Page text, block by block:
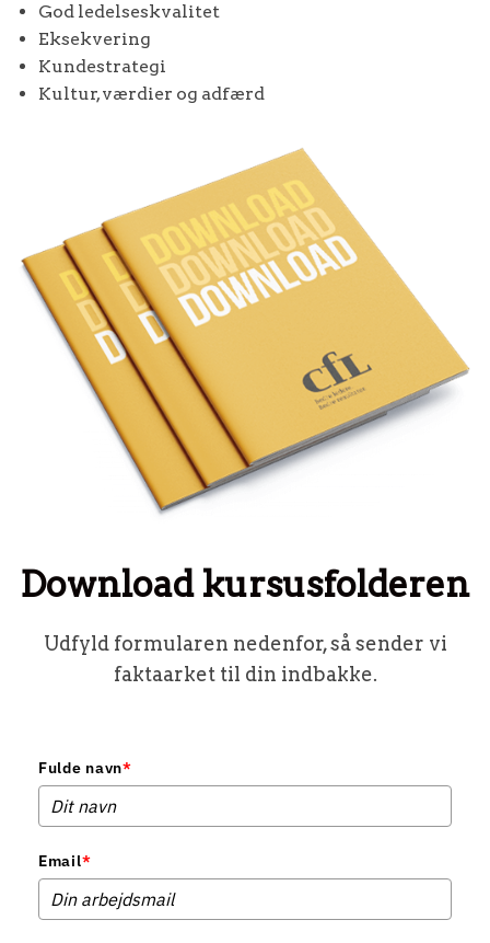
God ledelseskvalitet
Eksekvering
Kundestrategi
Kultur, værdier og adfærd
Download kursusfolderen
Udfyld formularen nedenfor, så sender vi
faktaarket til din indbakke.
Fulde navn*
Email*